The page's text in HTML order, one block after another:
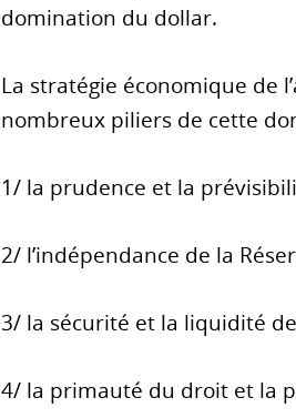
domination du dollar.
La stratégie économique de
nombreux piliers de cette
1/ la prudence et la
2/ l’indépendance de la
3/ la sécurité et la liquidité
4/ la primauté du droit et la